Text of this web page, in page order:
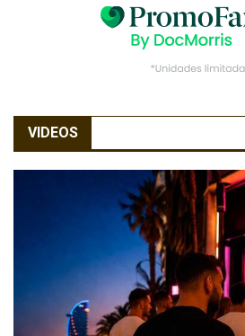
VIDEOS